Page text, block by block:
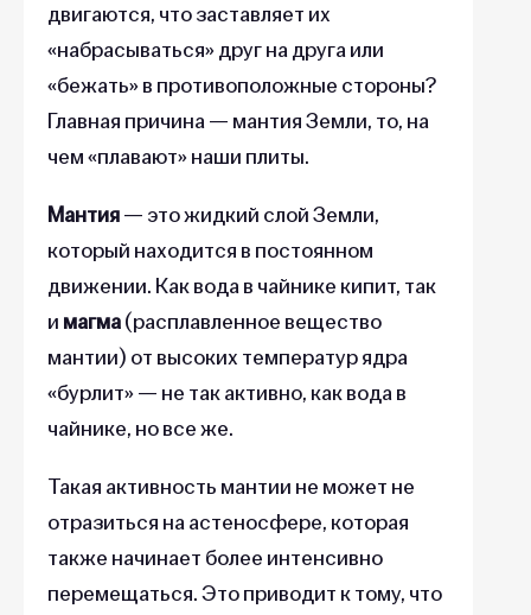
двигаются, что заставляет их
«набрасываться» друг на друга или
«бежать» в противоположные стороны?
Главная причина — мантия Земли, то, на
чем «плавают» наши плиты.
Мантия— это жидкий слой Земли,
который находится в постоянном
движении. Как вода в чайнике кипит, так
и магма(расплавленное вещество
мантии) от высоких температур ядра
«бурлит» — не так активно, как вода в
чайнике, но все же.
Такая активность мантии не может не
отразиться на астеносфере, которая
также начинает более интенсивно
перемещаться. Это приводит к тому, что